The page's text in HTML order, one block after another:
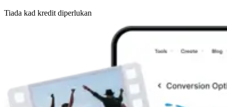
Tiada kad kredit diperlukan